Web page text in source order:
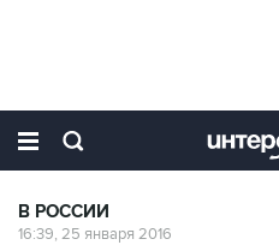
В РОССИИ
16:39, 25 января 2016